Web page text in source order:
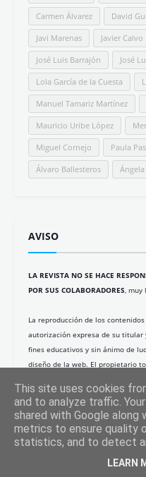
Carmen Álvarez David
Javi Marenas Javier Calvo
José Luis Barrajón José
Lola García de la Cuesta
Manuel Tamariz Martínez
Mauricio Uribe López
Miguel Cornejo Paula
Álvaro Ballesteros
AVISO
LA REVISTA NO SE HACE
POR SUS COLABORADORES, muy
La reproducción de los
autorización expresa de su titular
fines educativos y sin ánimo de
diseño de la web. El propietario
Al navegar, aceptas el uso que
LETRA LIBRE es un participante
sitios web un medio para
This site uses cookies
and to analyze traffic.
shared with Google
metrics to ensure quality
statistics, and to detect
LEARN